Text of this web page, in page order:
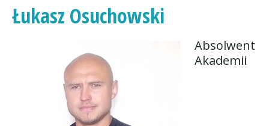
Łukasz Osuchowski
Absolwent
Akademii